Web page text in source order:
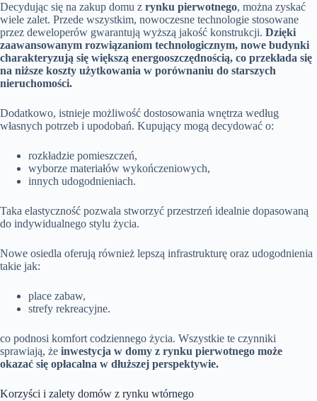
Decydując się na zakup domu z rynku pierwotnego, można zyskać
wiele zalet. Przede wszystkim, nowoczesne technologie stosowane
przez deweloperów gwarantują wyższą jakość konstrukcji. Dzięki
zaawansowanym rozwiązaniom technologicznym, nowe budynki
charakteryzują się większą energooszczędnością, co przekłada się
na niższe koszty użytkowania w porównaniu do starszych
nieruchomości.
Dodatkowo, istnieje możliwość dostosowania wnętrza według
własnych potrzeb i upodobań. Kupujący mogą decydować o:
rozkładzie pomieszczeń,
wyborze materiałów wykończeniowych,
innych udogodnieniach.
Taka elastyczność pozwala stworzyć przestrzeń idealnie dopasowaną
do indywidualnego stylu życia.
Nowe osiedla oferują również lepszą infrastrukturę oraz udogodnienia
takie jak:
place zabaw,
strefy rekreacyjne.
co podnosi komfort codziennego życia. Wszystkie te czynniki
sprawiają, że inwestycja w domy z rynku pierwotnego może
okazać się opłacalna w dłuższej perspektywie.
Korzyści i zalety domów z rynku wtórnego